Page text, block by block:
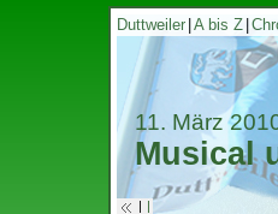
Duttweiler A bis Z
11. März
Musical
| |